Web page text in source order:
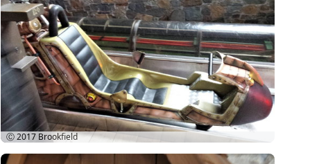
Ⓒ 2017 Brookfield